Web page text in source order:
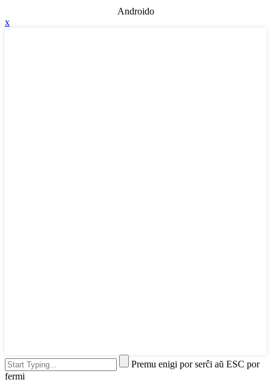
Androido
x
Premu enigi por serĉi aŭ ESC por
fermi